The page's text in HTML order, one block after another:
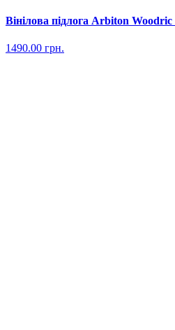
Вінілова підлога Arbiton
1490.00 грн.